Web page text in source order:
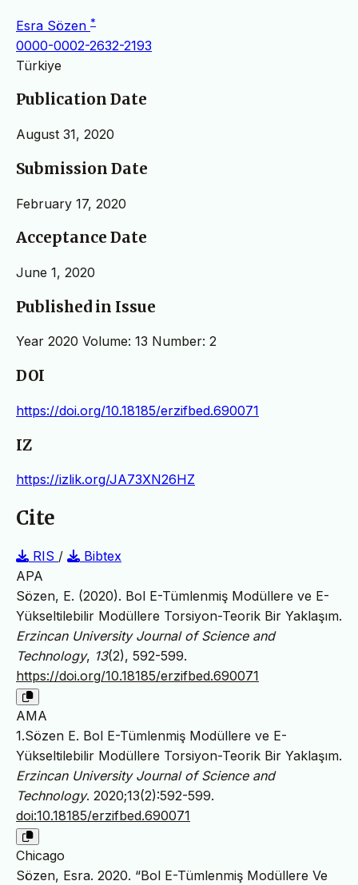
Esra Sözen *
0000-0002-2632-2193
Türkiye
Publication Date
August 31, 2020
Submission Date
February 17, 2020
Acceptance Date
June 1, 2020
Published in Issue
Year 2020 Volume: 13 Number: 2
DOI
https://doi.org/10.18185/erzifbed.690071
IZ
https://izlik.org/JA73XN26HZ
Cite
RIS /
Bibtex
APA
Sözen, E. (2020). Bol E-Tümlenmiş Modüllere ve E-
Yükseltilebilir Modüllere Torsiyon-Teorik Bir Yaklaşım.
Erzincan University Journal of Science and
Technology, 13(2), 592-599.
https://doi.org/10.18185/erzifbed.690071
AMA
1.Sözen E. Bol E-Tümlenmiş Modüllere ve E-
Yükseltilebilir Modüllere Torsiyon-Teorik Bir Yaklaşım.
Erzincan University Journal of Science and
Technology. 2020;13(2):592-599.
doi:10.18185/erzifbed.690071
Chicago
Sözen, Esra. 2020. “Bol E-Tümlenmiş Modüllere Ve